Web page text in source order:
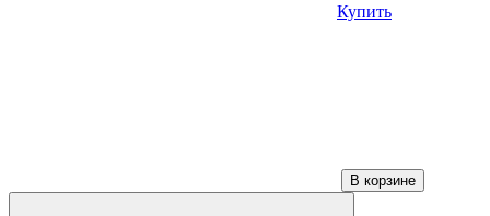
Купить
В корзине